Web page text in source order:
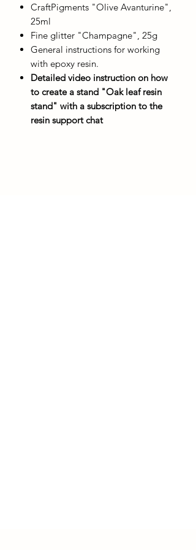
CraftPigments "Olive Avanturine",
25ml
Fine glitter "Champagne", 25g
General instructions for working
with epoxy resin.
Detailed video instruction on how
to create a stand "Oak leaf resin
stand" with a subscription to the
resin support chat